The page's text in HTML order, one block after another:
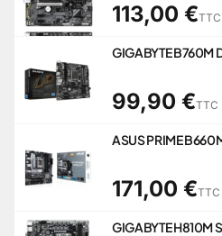
113,00 €TTC
GIGABYTE B760M
99,90 €TTC
ASUS PRIME
171,00 €TTC
GIGABYTE